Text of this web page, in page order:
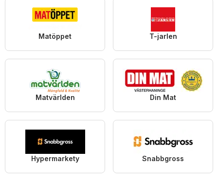
Matöppet T-jarlen
Matvärlden Din Mat
Hypermarkety Snabbgross